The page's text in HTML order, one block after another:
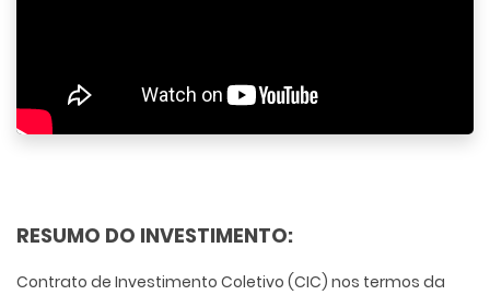
RESUMO DO INVESTIMENTO:
Contrato de Investimento Coletivo (CIC) nos termos da